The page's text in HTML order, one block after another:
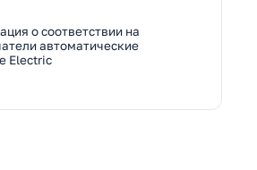
о соответствии на
автоматические
Electric